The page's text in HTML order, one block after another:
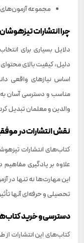
مجموعه
چرا انتشارات
دلایل بسیاری برای
دلیل، کیفیت بالای
اساس نیازهای واقعی
مناسب و دسترسی آسان به
والدین و معلمان تبدیل
نقش انتشارات در
کتاب‌های انتشارات
علاوه بر یادگیری
این مهارت‌ها نه تنها در
تحصیلی و حرفه‌ای آنها
دسترسی و خرید
کتاب‌های این انتشارات